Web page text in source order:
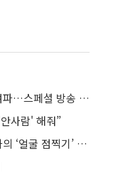
‘아내의 맛’ 결방, 이찬원 코로나 확진 여파…스페셜 방송 대체
사람' 해줘”
‘펜트하우스’ 주혜인, ‘아내의 유혹’ 작가의 ‘얼굴 점찍기’ 통할까